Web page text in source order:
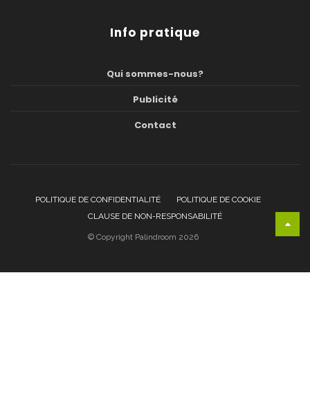
Info pratique
Qui sommes-nous?
Publicité
Contact
POLITIQUE DE CONFIDENTIALITÉ
POLITIQUE DE COOKIE
CLAUSE DE NON-RESPONSABILITÉ
© Copyright Palindroom 2026